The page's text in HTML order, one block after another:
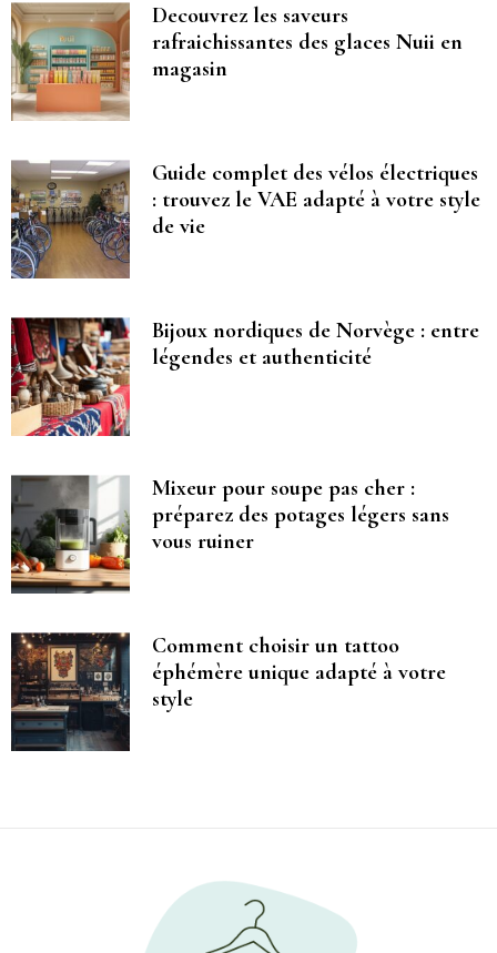
Decouvrez les saveurs
rafraichissantes des glaces Nuii en
magasin
Guide complet des vélos électriques
: trouvez le VAE adapté à votre style
de vie
Bijoux nordiques de Norvège : entre
légendes et authenticité
Mixeur pour soupe pas cher :
préparez des potages légers sans
vous ruiner
Comment choisir un tattoo
éphémère unique adapté à votre
style